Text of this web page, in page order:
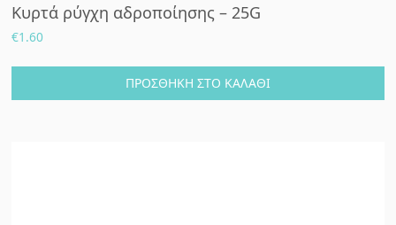
Κυρτά ρύγχη αδροποίησης – 25G
€1.60
ΠΡΟΣΘΉΚΗ ΣΤΟ ΚΑΛΆΘΙ